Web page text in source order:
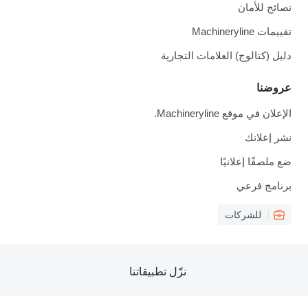
نصائح للأمان
تقييمات Machineryline
دليل (كتالوج) العلامات التجارية
عروضنا
الإعلان في موقع Machineryline.
نشر إعلانك
ضع ملصقًا إعلانيًا
برنامج فرعي
للشركات
نزّل تطبيقاتنا